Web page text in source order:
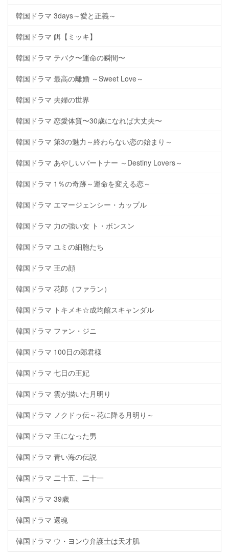
韓国ドラマ 3days～愛と正義～
韓国ドラマ 餌【ミッキ】
韓国ドラマ テバク〜運命の瞬間〜
韓国ドラマ 最高の離婚 ～Sweet Love～
韓国ドラマ 夫婦の世界
韓国ドラマ 恋愛体質〜30歳になれば大丈夫〜
韓国ドラマ 第3の魅力～終わらない恋の始まり～
韓国ドラマ あやしいパートナー ～Destiny Lovers～
韓国ドラマ 1％の奇跡～運命を変える恋～
韓国ドラマ エマージェンシー・カップル
韓国ドラマ 力の強い女 ト・ボンスン
韓国ドラマ ユミの細胞たち
韓国ドラマ 王の顔
韓国ドラマ 花郎（ファラン）
韓国ドラマ トキメキ☆成均館スキャンダル
韓国ドラマ ファン・ジニ
韓国ドラマ 100日の郎君様
韓国ドラマ 七日の王妃
韓国ドラマ 雲が描いた月明り
韓国ドラマ ノクドゥ伝～花に降る月明り～
韓国ドラマ 王になった男
韓国ドラマ 青い海の伝説
韓国ドラマ 二十五、二十一
韓国ドラマ 39歳
韓国ドラマ 還魂
韓国ドラマ ウ・ヨンウ弁護士は天才肌